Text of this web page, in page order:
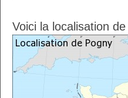
Voici la localisation